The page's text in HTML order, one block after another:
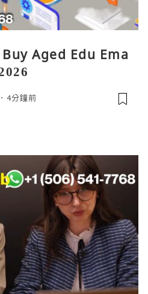
Aged Edu Ema
4分鐘前